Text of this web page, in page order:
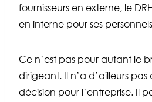
fournisseurs en externe, le
en interne pour ses
Ce n’est pas pour autant le
dirigeant. Il n’a d’ailleurs
décision pour l’entreprise. Il